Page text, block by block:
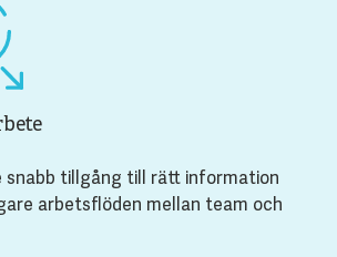
snabb tillgång till rätt information
arbetsflöden mellan team och